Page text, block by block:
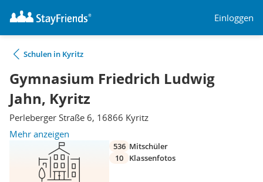
Einloggen
Schulen in Kyritz
Gymnasium Friedrich Ludwig
Jahn, Kyritz
Perleberger Straße 6, 16866 Kyritz
Mehr anzeigen
536 Mitschüler
10
Klassenfotos